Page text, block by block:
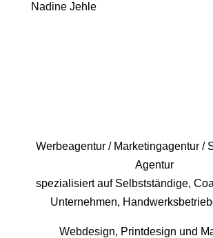
Nadine Jehle
Werbeagentur / Marketingagentur /
Agentur
spezialisiert auf Selbstständige,
Unternehmen,
Webdesign, Printdesign und